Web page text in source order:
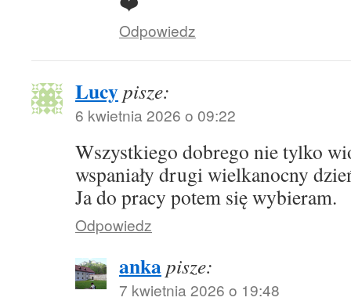
Odpowiedz
Lucypisze:
6 kwietnia 2026 o 09:22
Wszystkiego dobrego nie tylko
wspaniały drugi wielkanocny
Ja do pracy potem się wybieram.
Odpowiedz
ankapisze:
7 kwietnia 2026 o 19:48